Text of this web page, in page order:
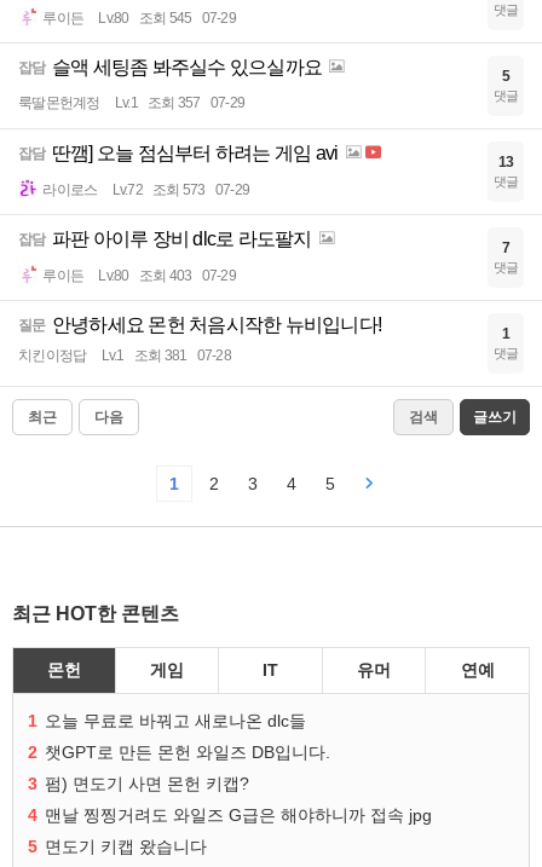
루이든 Lv.80 조회 545 07-29 댓글
잡담 슬액 세팅좀 봐주실수 있으실까요
룩딸몬헌계정 Lv.1 조회 357 07-29
5
댓글
잡담 딴깸] 오늘 점심부터 하려는 게임 avi
라이로스 Lv.72 조회 573 07-29
13
댓글
잡담 파판 아이루 장비 dlc로 라도팔지
루이든 Lv.80 조회 403 07-29
7
댓글
질문 안녕하세요 몬헌 처음시작한 뉴비입니다!
치킨이정답 Lv.1 조회 381 07-28
1
댓글
최근 다음 검색 글쓰기
1 2 3 4 5
최근 HOT한 콘텐츠
몬헌 게임 IT 유머 연예
1 오늘 무료로 바꿔고 새로나온 dlc들
2 챗GPT로 만든 몬헌 와일즈 DB입니다.
3 펌) 면도기 사면 몬헌 키캡?
4 맨날 찡찡거려도 와일즈 G급은 해야하니까 접속 jpg
5 면도기 키캡 왔습니다